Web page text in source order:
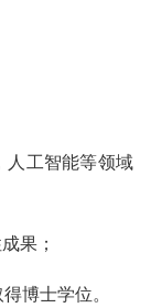
人工智能等领域
果；
博士学位。